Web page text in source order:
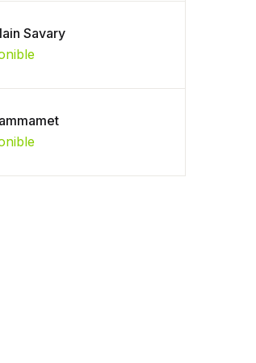
Savary